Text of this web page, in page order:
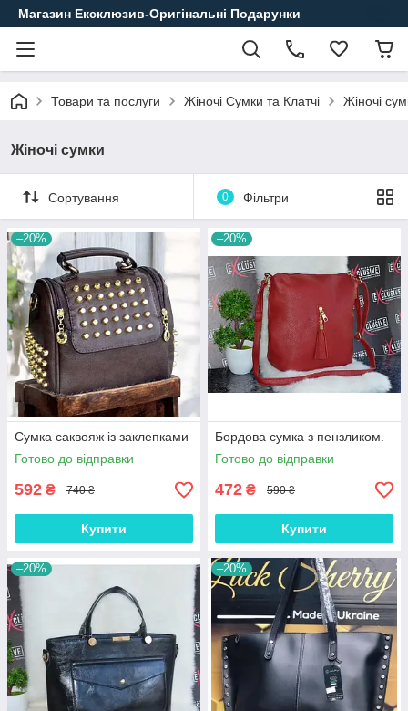
Магазин Ексклюзив-Оригінальні Подарунки
Товари та послуги Жіночі Сумки та Клатчі Жіночі
Жіночі сумки
Сортування 0 Фільтри
–20%
Сумка саквояж із заклепками
Готово до відправки
592 ₴ 740 ₴
Купити
–20%
Бордова сумка з пензликом.
Готово до відправки
472 ₴ 590 ₴
Купити
–20% –20%